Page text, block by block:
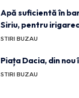
Apă suficientă în
Siriu, pentru
STIRI BUZAU
Piața Dacia, din nou
STIRI BUZAU